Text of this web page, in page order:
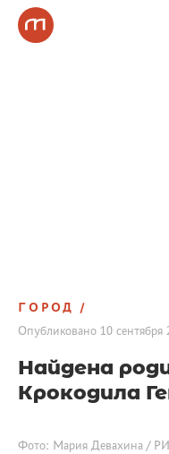
ГОРОД
Опубликовано 10 сентября
Найдена
Крокодила
Фото: Мария Девахина /